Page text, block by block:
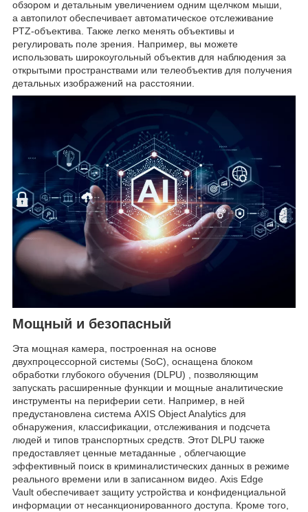
обзором и детальным увеличением одним щелчком мыши,
а автопилот обеспечивает автоматическое отслеживание
PTZ-объектива. Также легко менять объективы и
регулировать поле зрения. Например, вы можете
использовать широкоугольный объектив для наблюдения за
открытыми пространствами или телеобъектив для получения
детальных изображений на расстоянии.
Мощный и безопасный
Эта мощная камера, построенная на основе
двухпроцессорной системы (SoC), оснащена блоком
обработки глубокого обучения (DLPU) , позволяющим
запускать расширенные функции и мощные аналитические
инструменты на периферии сети. Например, в ней
предустановлена ​​система AXIS Object Analytics для
обнаружения, классификации, отслеживания и подсчета
людей и типов транспортных средств. Этот DLPU также
предоставляет ценные метаданные , облегчающие
эффективный поиск в криминалистических данных в режиме
реального времени или в записанном видео. Axis Edge
Vault обеспечивает защиту устройства и конфиденциальной
информации от несанкционированного доступа. Кроме того,